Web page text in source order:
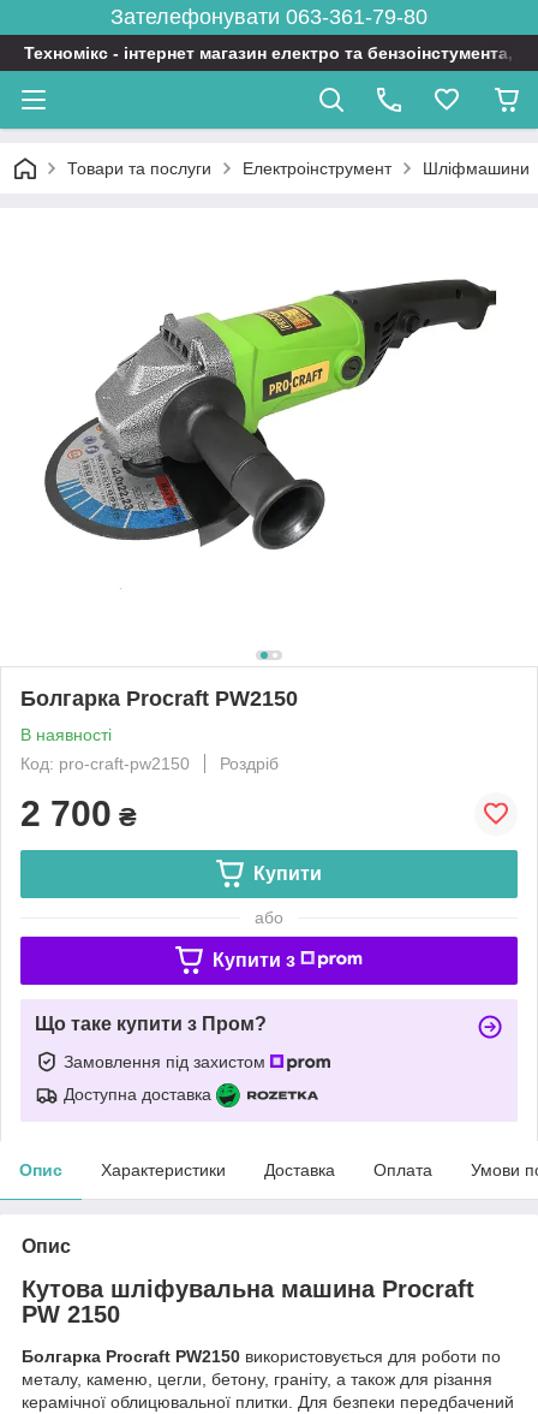
Зателефонувати 063-361-79-80
Техномікс - інтернет магазин електро та бензоінстумента,
Товари та послуги Електроінструмент Шліфмашини
Болгарка Procraft PW2150
В наявності
Код: pro-craft-pw2150
Роздріб
2 700 ₴
Купити
або
Купити з
Що таке купити з Пром?
Замовлення під захистом
Доступна доставка
Опис Характеристики Доставка Оплата Умови
Опис
Кутова шліфувальна машина Procraft
PW 2150
Болгарка Procraft PW2150 використовується для роботи по
металу, каменю, цегли, бетону, граніту, а також для різання
керамічної облицювальної плитки. Для безпеки передбачений